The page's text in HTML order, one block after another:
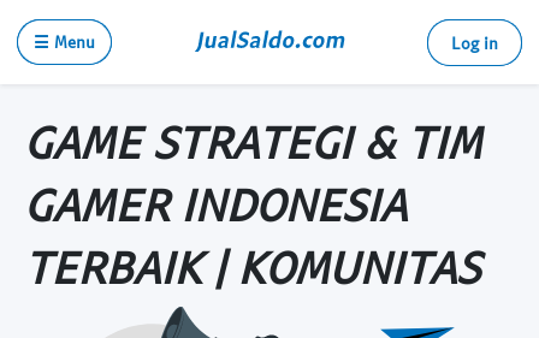
☰ Menu Log in
GAME STRATEGI & TIM
GAMER INDONESIA
TERBAIK | KOMUNITAS